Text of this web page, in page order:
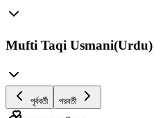
Mufti Taqi Usmani(Urdu)
পূর্ববর্তী পরবর্তী